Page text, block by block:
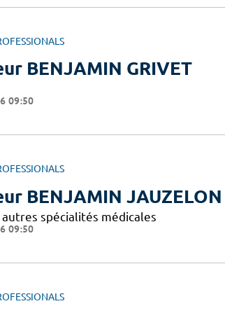
BENJAMIN GRIVET
09:50
BENJAMIN JAUZELON
spécialités médicales
09:50